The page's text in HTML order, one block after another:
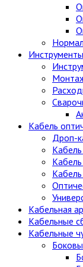
Кабель
Дроп-
Кабельная
Кабельные
Кабельные